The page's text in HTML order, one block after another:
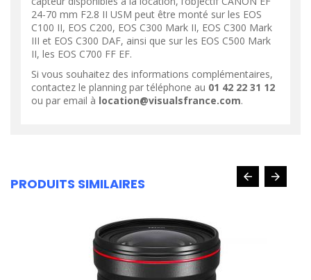
24-70 mm F2.8 II USM peut être monté sur les EOS
C100 II, EOS C200, EOS C300 Mark II, EOS C300 Mark
III et EOS C300 DAF, ainsi que sur les EOS C500 Mark
II, les EOS C700 FF EF.
Si vous souhaitez des informations complémentaires,
contactez le planning par téléphone au 01 42 22 31 12
ou par email à location@visualsfrance.com.
PRODUITS SIMILAIRES